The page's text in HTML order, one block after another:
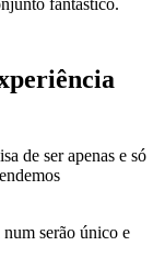
fantástico.
de ser apenas e só
serão único e